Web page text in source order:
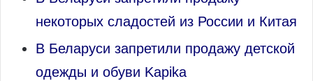
некоторых сладостей из России и Китая
В Беларуси запретили продажу детской
одежды и обуви Kapika